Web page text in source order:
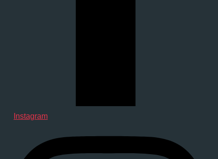
Instagram